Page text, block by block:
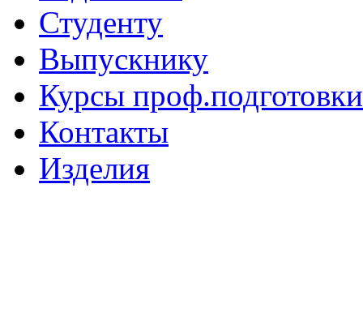
Студенту
Выпускнику
Курсы проф.подготовки
Контакты
Изделия